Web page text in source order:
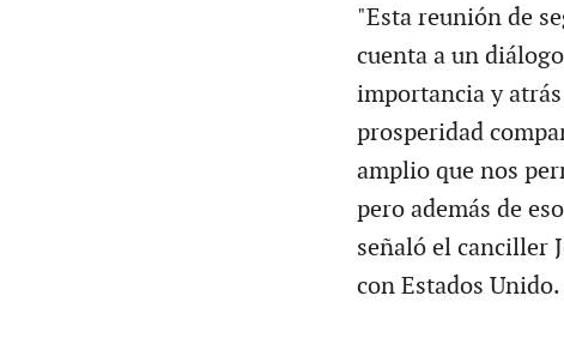
"Esta reunión de
cuenta a un
importancia y
prosperidad
amplio que nos
pero además de
señaló el canciller
con Estados Unido.